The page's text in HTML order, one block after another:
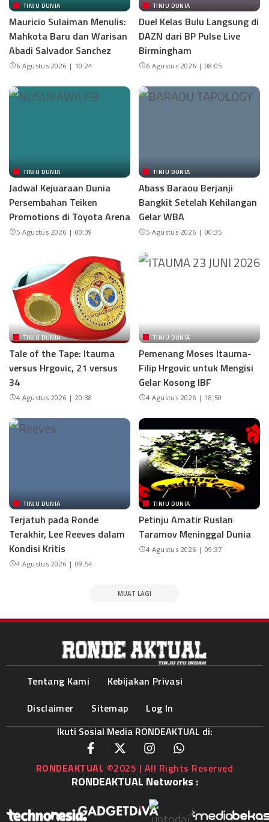
TINJU DUNIA
Mauricio Sulaiman Menulis:
Mahkota Baru dan Warisan
Abadi Salvador Sanchez
6 Agustus 2026 | 10:24
TINJU DUNIA
Duel Kelas Bulu Langsung di
DAZN dari BP Pulse Live
Birmingham
6 Agustus 2026 | 08:05
TINJU DUNIA
Jadwal Kejuaraan Dunia
Persembahan Teiken
Promotions di Toyota Arena
5 Agustus 2026 | 00:39
TINJU DUNIA
Abass Baraou Berjanji
Bangkit Setelah Kehilangan
Gelar WBA
5 Agustus 2026 | 00:35
TINJU DUNIA
Tale of the Tape: Itauma
versus Hrgovic, 21 versus
34
4 Agustus 2026 | 20:38
TINJU DUNIA
Pemenang Moses Itauma-
Filip Hrgovic untuk Mengisi
Gelar Kosong IBF
4 Agustus 2026 | 18:50
TINJU DUNIA
Terjatuh pada Ronde
Terakhir, Lee Reeves dalam
Kondisi Kritis
4 Agustus 2026 | 09:54
TINJU DUNIA
Petinju Amatir Ruslan
Taramov Meninggal Dunia
4 Agustus 2026 | 09:37
MUAT LAGI
Tentang Kami
Kebijakan Privasi
Disclaimer
Sitemap
Log In
Ikuti Sosial Media RONDEAKTUAL di:
RONDEAKTUAL ©2025 | All Rights Reserved
RONDEAKTUAL Networks :